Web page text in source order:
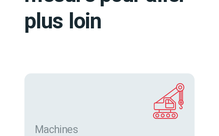
plus loin
Machines